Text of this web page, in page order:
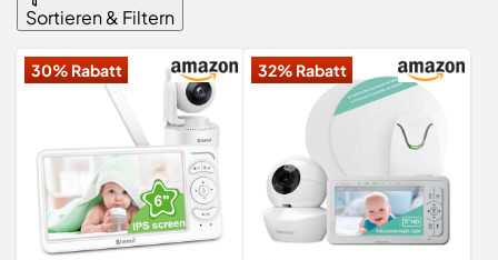
Sortieren & Filtern
30% Rabatt 32% Rabatt